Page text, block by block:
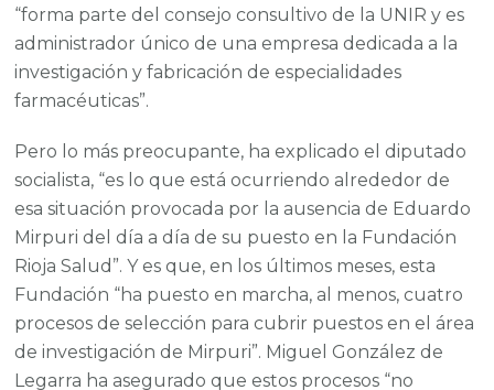
“forma parte del consejo consultivo de la UNIR y es
administrador único de una empresa dedicada a la
investigación y fabricación de especialidades
farmacéuticas”.
Pero lo más preocupante, ha explicado el diputado
socialista, “es lo que está ocurriendo alrededor de
esa situación provocada por la ausencia de Eduardo
Mirpuri del día a día de su puesto en la Fundación
Rioja Salud”. Y es que, en los últimos meses, esta
Fundación “ha puesto en marcha, al menos, cuatro
procesos de selección para cubrir puestos en el área
de investigación de Mirpuri”. Miguel González de
Legarra ha asegurado que estos procesos “no